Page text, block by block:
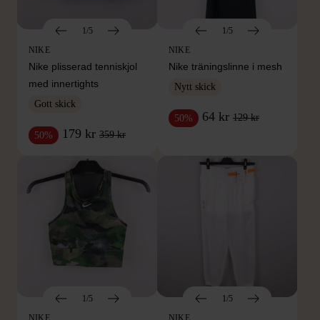
1/5
NIKE
Nike plisserad tenniskjol
med innertights
Gott skick
50% 179 kr 359 kr
1/5
NIKE
Nike träningslinne i mesh
Nytt skick
50% 64 kr 129 kr
1/5
NIKE
1/5
NIKE